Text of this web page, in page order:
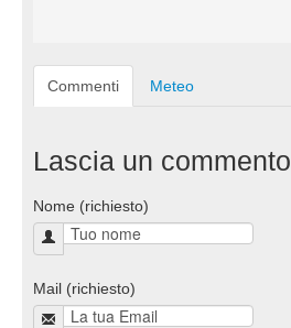
Commenti Meteo
Lascia un commento
Nome (richiesto)
Mail (richiesto)